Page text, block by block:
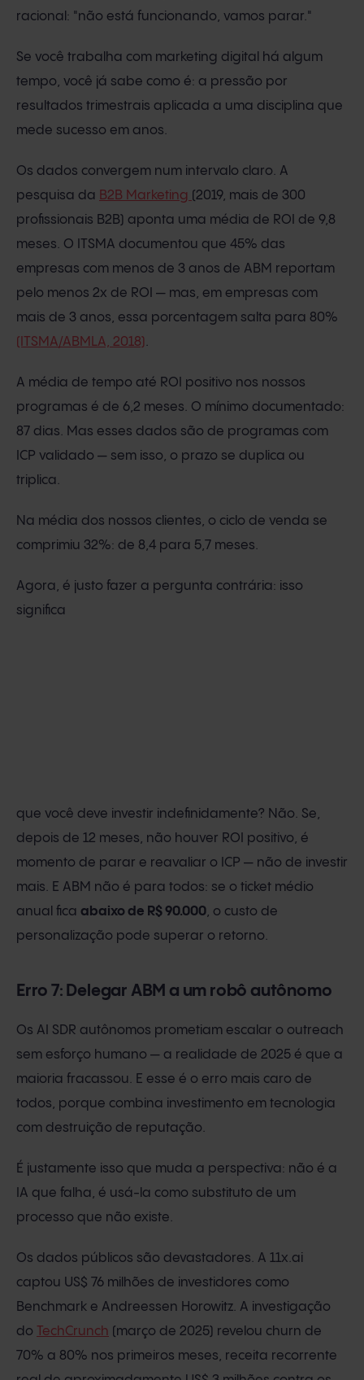
racional: "não está funcionando, vamos parar."
Se você trabalha com marketing digital há algum
tempo, você já sabe como é: a pressão por
resultados trimestrais aplicada a uma disciplina que
mede sucesso em anos.
Os dados convergem num intervalo claro. A
pesquisa da B2B Marketing (2019, mais de 300
profissionais B2B) aponta uma média de ROI de 9,8
meses. O ITSMA documentou que 45% das
empresas com menos de 3 anos de ABM reportam
pelo menos 2x de ROI — mas, em empresas com
mais de 3 anos, essa porcentagem salta para 80%
(ITSMA/ABMLA, 2018) .
A média de tempo até ROI positivo nos nossos
programas é de 6,2 meses. O mínimo documentado:
87 dias. Mas esses dados são de programas com
ICP validado — sem isso, o prazo se duplica ou
triplica.
Na média dos nossos clientes, o ciclo de venda se
comprimiu 32%: de 8,4 para 5,7 meses.
Agora, é justo fazer a pergunta contrária: isso
significa
que você deve investir indefinidamente? Não. Se,
depois de 12 meses, não houver ROI positivo, é
momento de parar e reavaliar o ICP — não de investir
mais. E ABM não é para todos: se o ticket médio
anual fica abaixo de R$ 90.000, o custo de
personalização pode superar o retorno.
Erro 7: Delegar ABM a um robô autônomo
Os AI SDR autônomos prometiam escalar o outreach
sem esforço humano — a realidade de 2025 é que a
maioria fracassou. E esse é o erro mais caro de
todos, porque combina investimento em tecnologia
com destruição de reputação.
É justamente isso que muda a perspectiva: não é a
IA que falha, é usá-la como substituto de um
processo que não existe.
Os dados públicos são devastadores. A 11x.ai
captou US$ 76 milhões de investidores como
Benchmark e Andreessen Horowitz. A investigação
do
TechCrunch (março de 2025) revelou churn de
70% a 80% nos primeiros meses, receita recorrente